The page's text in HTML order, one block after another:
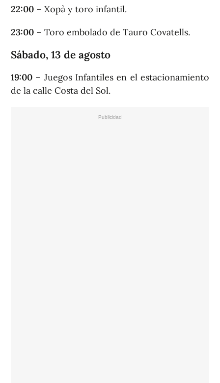
22:00 – Xopà y toro infantil.
23:00 – Toro embolado de Tauro Covatells.
Sábado, 13 de agosto
19:00 – Juegos Infantiles en el estacionamiento
de la calle Costa del Sol.